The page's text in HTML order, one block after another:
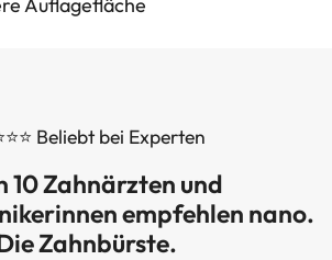
Beliebt bei Experten
10 Zahnärzten und
empfehlen nano.
Zahnbürste.